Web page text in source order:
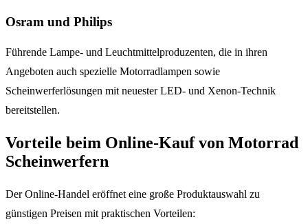
Osram und Philips
Führende Lampe- und Leuchtmittelproduzenten, die in ihren
Angeboten auch spezielle Motorradlampen sowie
Scheinwerferlösungen mit neuester LED- und Xenon-Technik
bereitstellen.
Vorteile beim Online-Kauf von Motorrad
Scheinwerfern
Der Online-Handel eröffnet eine große Produktauswahl zu
günstigen Preisen mit praktischen Vorteilen: